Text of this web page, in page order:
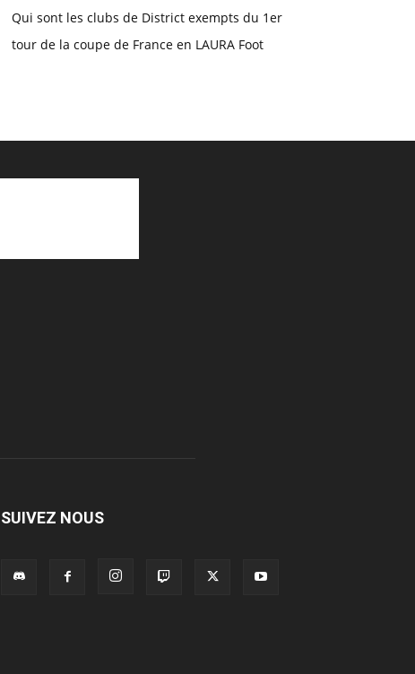
Qui sont les clubs de District exempts du 1er
tour de la coupe de France en LAURA Foot
SUIVEZ NOUS